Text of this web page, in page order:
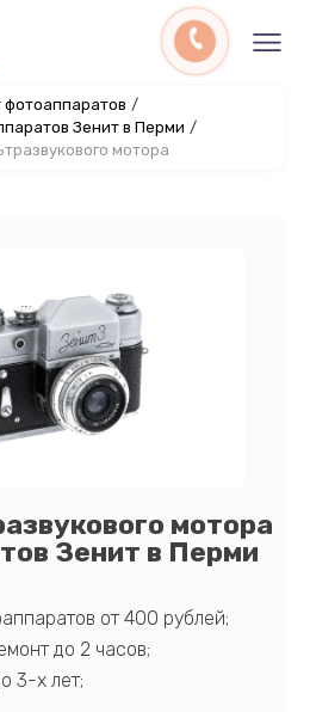
/
Зенит в Перми /
мотора
мотора
Зенит в Перми
от 400 рублей;
до 2 часов;
3-х лет;